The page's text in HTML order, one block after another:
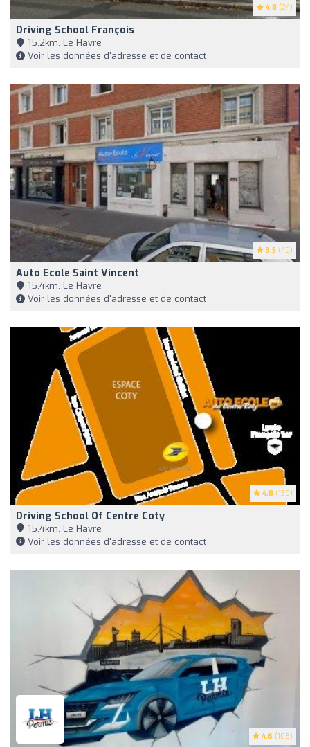
4.8 (24)
Driving School François
15,2km, Le Havre
Voir les données d'adresse et de contact
3.5 (40)
Auto Ecole Saint Vincent
15,4km, Le Havre
Voir les données d'adresse et de contact
4.8 (130)
Driving School Of Centre Coty
15,4km, Le Havre
Voir les données d'adresse et de contact
4.6 (108)